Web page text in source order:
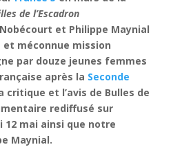
de l’Escadron
et Philippe Maynial
et méconnue mission
par douze jeunes femmes
après la Seconde
critique et l’avis de Bulles de
rediffusé sur
12 mai ainsi que notre
Maynial.